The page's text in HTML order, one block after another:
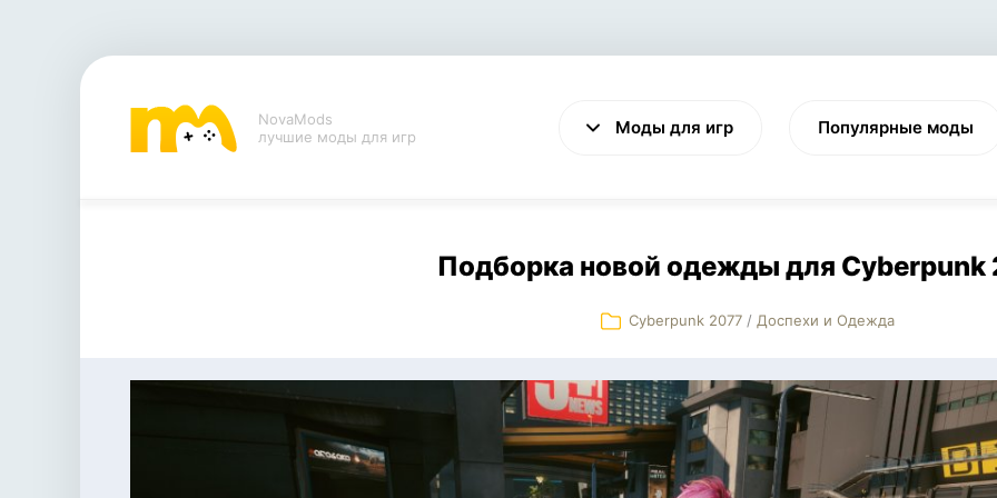
NovaMods
лучшие моды для игр
Моды для игр
VALHEIM CYBERPUNK 2077
Популярные моды
Подборка новой одежды для Cyberpunk
Cyberpunk 2077 / Доспехи и Одежда